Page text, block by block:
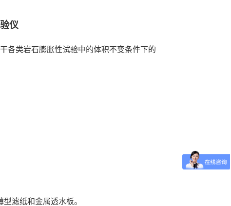
仪
各类岩石膨胀性试验中的体积不变条件下的
滤纸和金属透水板。